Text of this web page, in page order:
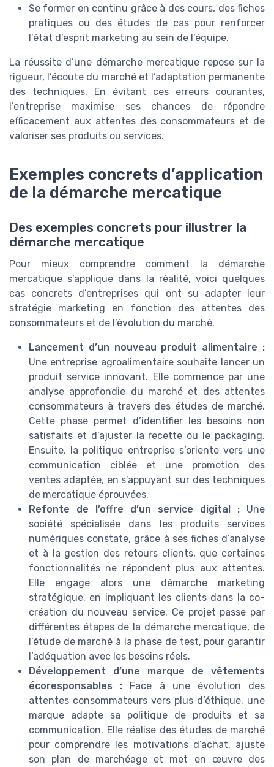
Se former en continu grâce à des cours, des fiches
pratiques ou des études de cas pour renforcer
l’état d’esprit marketing au sein de l’équipe.
La réussite d’une démarche mercatique repose sur la
rigueur, l’écoute du marché et l’adaptation permanente
des techniques. En évitant ces erreurs courantes,
l’entreprise maximise ses chances de répondre
efficacement aux attentes des consommateurs et de
valoriser ses produits ou services.
Exemples concrets d’application
de la démarche mercatique
Des exemples concrets pour illustrer la
démarche mercatique
Pour mieux comprendre comment la démarche
mercatique s’applique dans la réalité, voici quelques
cas concrets d’entreprises qui ont su adapter leur
stratégie marketing en fonction des attentes des
consommateurs et de l’évolution du marché.
Lancement d’un nouveau produit alimentaire :
Une entreprise agroalimentaire souhaite lancer un
produit service innovant. Elle commence par une
analyse approfondie du marché et des attentes
consommateurs à travers des études de marché.
Cette phase permet d’identifier les besoins non
satisfaits et d’ajuster la recette ou le packaging.
Ensuite, la politique entreprise s’oriente vers une
communication ciblée et une promotion des
ventes adaptée, en s’appuyant sur des techniques
de mercatique éprouvées.
Refonte de l’offre d’un service digital : Une
société spécialisée dans les produits services
numériques constate, grâce à ses fiches d’analyse
et à la gestion des retours clients, que certaines
fonctionnalités ne répondent plus aux attentes.
Elle engage alors une démarche marketing
stratégique, en impliquant les clients dans la co-
création du nouveau service. Ce projet passe par
différentes étapes de la démarche mercatique, de
l’étude de marché à la phase de test, pour garantir
l’adéquation avec les besoins réels.
Développement d’une marque de vêtements
écoresponsables : Face à une évolution des
attentes consommateurs vers plus d’éthique, une
marque adapte sa politique de produits et sa
communication. Elle réalise des études de marché
pour comprendre les motivations d’achat, ajuste
son plan de marchéage et met en œuvre des